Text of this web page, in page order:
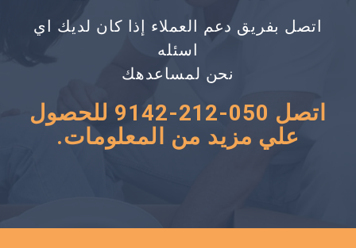
اتصل بفريق دعم العملاء إذا كان لديك اي
اسئله
نحن لمساعدهك
اتصل 050-212-9142 للحصول
علي مزيد من المعلومات.